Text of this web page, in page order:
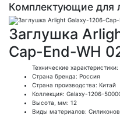
Комплектующие для
Заглушка
Cap-End-WH
Технические характеристики:
Страна бренда: Россия
Страна производства: Китай
Коллекция: Galaxy-1206-
Высота, мм: 12
Виды материалов: